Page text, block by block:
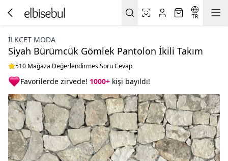
TR
İLKCET MODA
Siyah Bürümcük Gömlek Pantolon İkili Takım
510 Mağaza DeğerlendirmesiSoru Cevap
Favorilerde zirvede! 1000+ kişi bayıldı!